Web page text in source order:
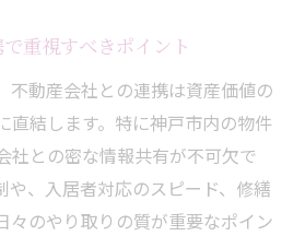
重視すべきポイント
不動産会社との連携は資産価値の
直結します。特に神戸市内の物件
社との密な情報共有が不可欠で
や、入居者対応のスピード、修繕
々のやり取りの質が重要なポイン